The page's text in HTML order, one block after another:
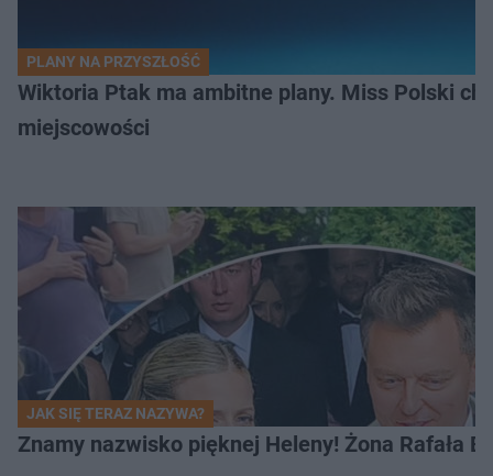
PLANY NA PRZYSZŁOŚĆ
Wiktoria Ptak ma ambitne plany. Miss Polski
miejscowości
JAK SIĘ TERAZ NAZYWA?
Znamy nazwisko pięknej Heleny! Żona Rafała